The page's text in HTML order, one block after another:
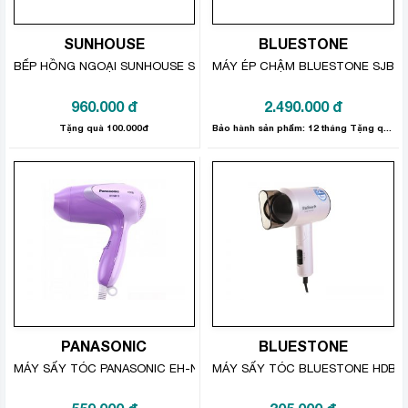
ion/cm3
Tạo ra các ion tương tự như trong tự nhiên, giúp không
Tiện lợi với tính năng hong khô
quần áo
SUNHOUSE
BẾP HỒNG NGOẠI SUNHOUSE SHD6005
960.000 đ
Tặng quà 100.000đ
BLUESTONE
MÁY ÉP CHẬM BLUESTONE SJB-
2.490.000 đ
PANASONIC
MÁY SẤY TÓC PANASONIC EH-ND13-V645
BLUESTONE
MÁY SẤY TÓC BLUESTONE HDB-